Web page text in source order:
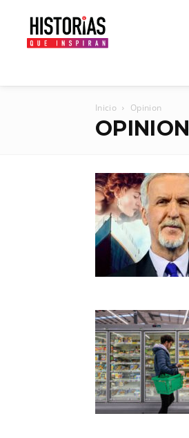
Inicio Opinion
OPINION